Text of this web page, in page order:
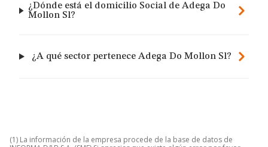
¿Dónde está el domicilio Social de Adega Do
Mollon Sl?
¿A qué sector pertenece Adega Do Mollon Sl?
(1) La información de la empresa procede de la base de datos de